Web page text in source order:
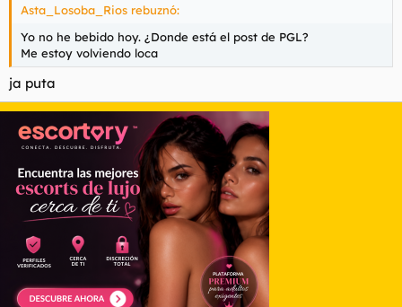
Asta_Losoba_Rios rebuznó:
Yo no he bebido hoy. ¿Donde está el post de PGL?
Me estoy volviendo loca
ja puta